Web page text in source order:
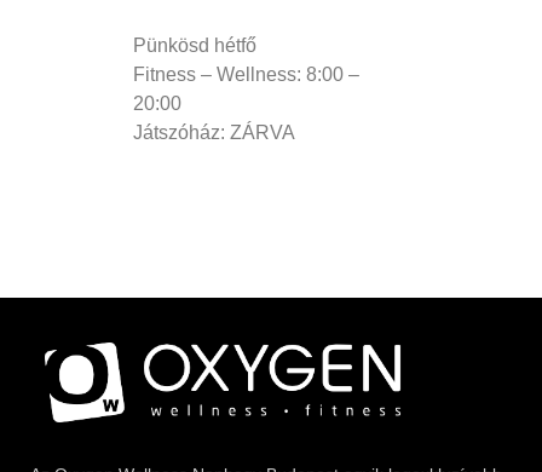
Pünkösd hétfő
Fitness – Wellness: 8:00 –
20:00
Játszóház: ZÁRVA